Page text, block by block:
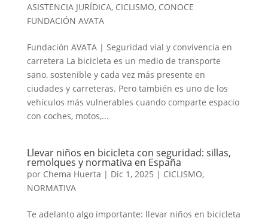
ASISTENCIA JURÍDICA, CICLISMO, CONOCE
FUNDACIÓN AVATA
Fundación AVATA | Seguridad vial y convivencia en
carretera La bicicleta es un medio de transporte
sano, sostenible y cada vez más presente en
ciudades y carreteras. Pero también es uno de los
vehículos más vulnerables cuando comparte espacio
con coches, motos,...
Llevar niños en bicicleta con seguridad: sillas,
remolques y normativa en España
por Chema Huerta | Dic 1, 2025 | CICLISMO,
NORMATIVA
Te adelanto algo importante: llevar niños en bicicleta